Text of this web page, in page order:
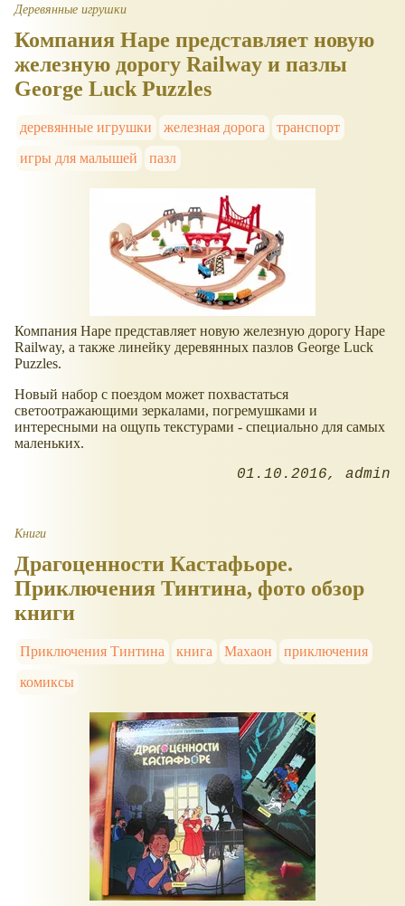
Деревянные игрушки
Компания Hape представляет новую
железную дорогу Railway и пазлы
George Luck Puzzles
деревянные игрушки железная дорога
транспорт
игры для малышей
пазл
Компания Hape представляет новую железную дорогу Hape
Railway, а также линейку деревянных пазлов George Luck
Puzzles.
Новый набор с поездом может похвастаться
светоотражающими зеркалами, погремушками и
интересными на ощупь текстурами - специально для самых
маленьких.
01.10.2016 admin
Книги
Драгоценности Кастафьоре.
Приключения Тинтина, фото обзор
книги
Приключения Тинтина книга Махаон
приключения
комиксы